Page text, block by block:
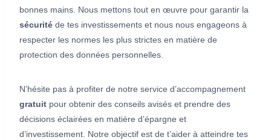
bonnes mains. Nous mettons tout en œuvre pour garantir la
sécurité de tes investissements et nous nous engageons à
respecter les normes les plus strictes en matière de
protection des données personnelles.
N’hésite pas à profiter de notre service d’accompagnement
gratuit pour obtenir des conseils avisés et prendre des
décisions éclairées en matière d’épargne et
d’investissement. Notre objectif est de t’aider à atteindre tes